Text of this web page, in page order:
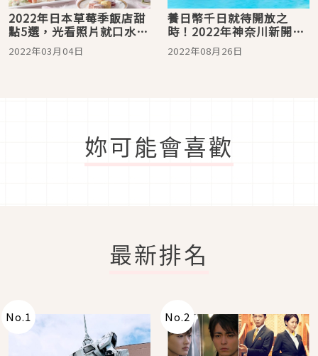
2022年日本草莓季飯店甜
點5選，光看照片就口水流
滿地啦！
2022年03月04日
養日幣千日就待開放之
時！2022年神奈川新開幕
華奢飯店5選
2022年08月26日
妳可能會喜歡
最新排名
No.1 No.2